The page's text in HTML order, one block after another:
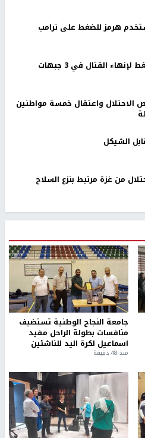
هرمز للضغط على ترامب
الاحتلال واعتقال خمسة مواطنين
الشيكل
من غزة مرتبط بنزع السلاح
جامعة النجاح الوطنية تستضيف
منافسات بطولة الراحل مفيد
اسماعيل لكرة اليد للناشئين
منذ 48 دقيقة